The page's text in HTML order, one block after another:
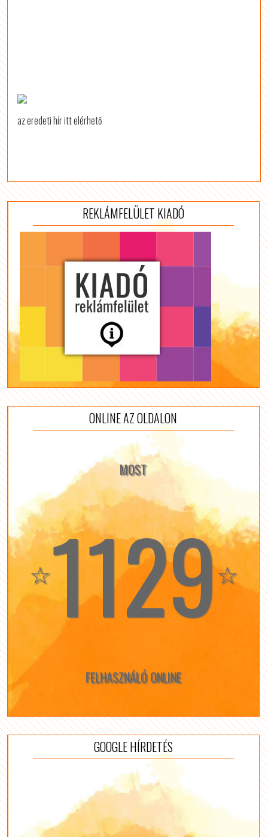
az eredeti hír itt elérhető
REKLÁMFELÜLET KIADÓ
ONLINE AZ OLDALON
MOST
☆1129☆
FELHASZNÁLÓ ONLINE
GOOGLE HÍRDETÉS